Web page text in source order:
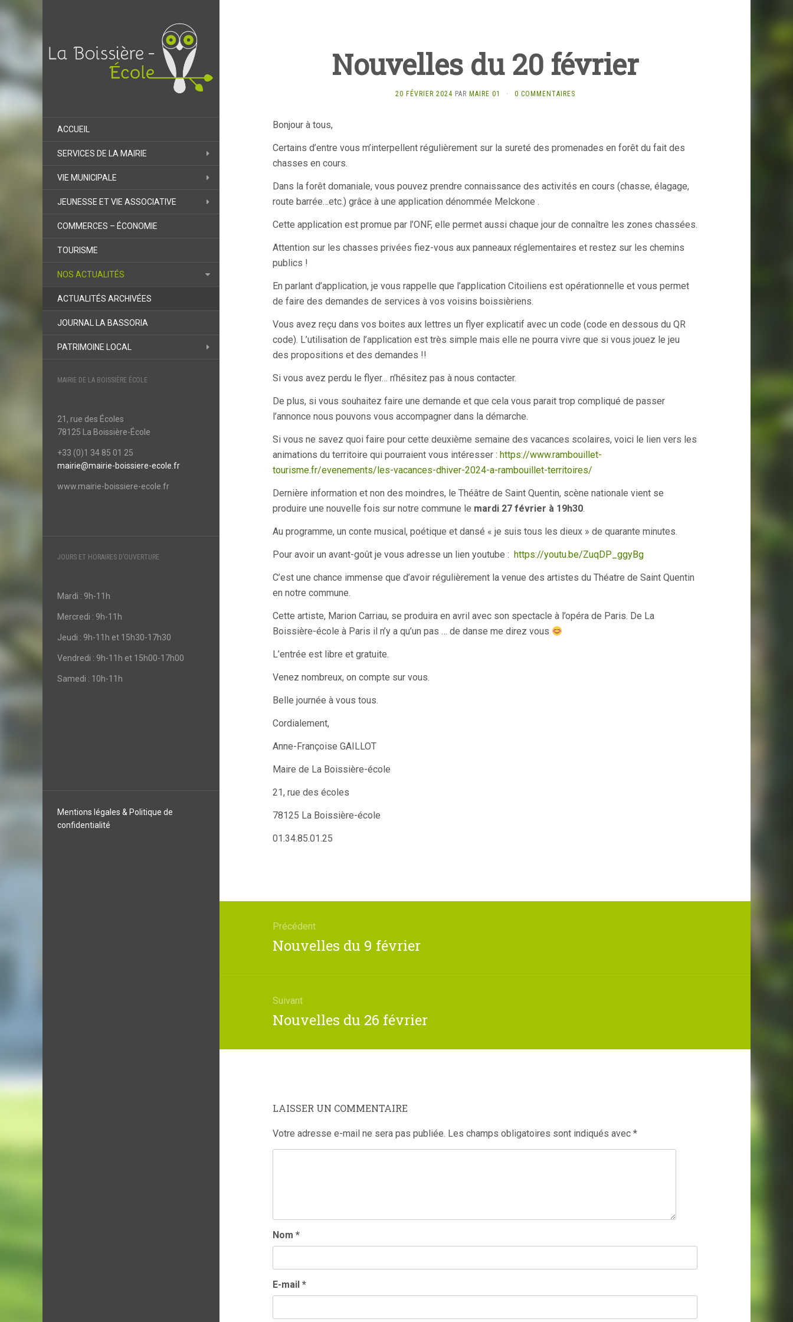
ACCUEIL
SERVICES DE LA MAIRIE
VIE MUNICIPALE
JEUNESSE ET VIE ASSOCIATIVE
COMMERCES – ÉCONOMIE
TOURISME
NOS ACTUALITÉS
ACTUALITÉS ARCHIVÉES
JOURNAL LA BASSORIA
PATRIMOINE LOCAL
MAIRIE DE LA BOISSIÈRE ÉCOLE
21, rue des Écoles
78125 La Boissière-École
+33 (0)1 34 85 01 25
mairie@mairie-boissiere-ecole.fr
www.mairie-boissiere-ecole.fr
JOURS ET HORAIRES D’OUVERTURE
Mardi : 9h-11h
Mercredi : 9h-11h
Jeudi : 9h-11h et 15h30-17h30
Vendredi : 9h-11h et 15h00-17h00
Samedi : 10h-11h
Mentions légales & Politique de
confidentialité
Nouvelles du 20 février
20 FÉVRIER 2024 PAR MAIRE 01 · 0 COMMENTAIRES
Bonjour à tous,
Certains d’entre vous m’interpellent régulièrement sur la sureté des promenades en forêt du fait des
chasses en cours.
Dans la forêt domaniale, vous pouvez prendre connaissance des activités en cours (chasse, élagage,
route barrée…etc.) grâce à une application dénommée Melckone .
Cette application est promue par l’ONF, elle permet aussi chaque jour de connaître les zones chassées.
Attention sur les chasses privées fiez-vous aux panneaux réglementaires et restez sur les chemins
publics !
En parlant d’application, je vous rappelle que l’application Citoiliens est opérationnelle et vous permet
de faire des demandes de services à vos voisins boissièriens.
Vous avez reçu dans vos boites aux lettres un flyer explicatif avec un code (code en dessous du QR
code). L’utilisation de l’application est très simple mais elle ne pourra vivre que si vous jouez le jeu
des propositions et des demandes !!
Si vous avez perdu le flyer… n’hésitez pas à nous contacter.
De plus, si vous souhaitez faire une demande et que cela vous parait trop compliqué de passer
l’annonce nous pouvons vous accompagner dans la démarche.
Si vous ne savez quoi faire pour cette deuxième semaine des vacances scolaires, voici le lien vers les
animations du territoire qui pourraient vous intéresser : https://www.rambouillet-
tourisme.fr/evenements/les-vacances-dhiver-2024-a-rambouillet-territoires/
Dernière information et non des moindres, le Théâtre de Saint Quentin, scène nationale vient se
produire une nouvelle fois sur notre commune le mardi 27 février à 19h30.
Au programme, un conte musical, poétique et dansé « je suis tous les dieux » de quarante minutes.
Pour avoir un avant-goût je vous adresse un lien youtube : https://youtu.be/ZuqDP_ggyBg
C’est une chance immense que d’avoir régulièrement la venue des artistes du Théatre de Saint Quentin
en notre commune.
Cette artiste, Marion Carriau, se produira en avril avec son spectacle à l’opéra de Paris. De La
Boissière-école à Paris il n’y a qu’un pas … de danse me direz vous
L’entrée est libre et gratuite.
Venez nombreux, on compte sur vous.
Belle journée à vous tous.
Cordialement,
Anne-Françoise GAILLOT
Maire de La Boissière-école
21, rue des écoles
78125 La Boissière-école
01.34.85.01.25
Précédent
Article
Nouvelles du 9 février
Suivant
Article
Nouvelles du 26 février
LAISSER UN COMMENTAIRE
Votre adresse e-mail ne sera pas publiée. Les champs obligatoires sont indiqués avec *
Nom *
E-mail *